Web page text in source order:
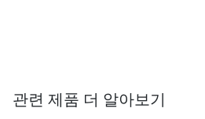
관련 제품 더 알아보기